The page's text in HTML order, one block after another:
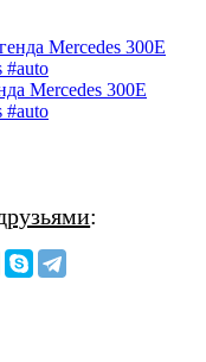
Mercedes 300E
#auto
: